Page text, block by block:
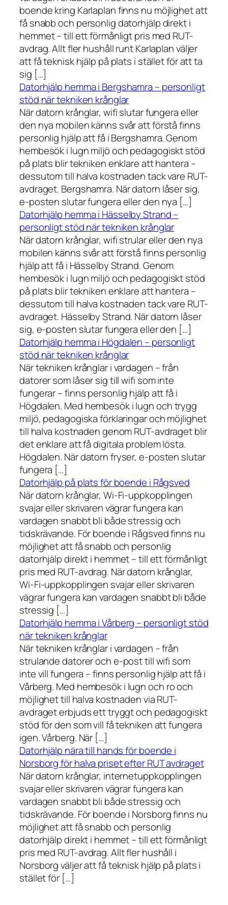
boende kring Karlaplan finns nu möjlighet att
få snabb och personlig datorhjälp direkt i
hemmet – till ett förmånligt pris med RUT-
avdrag. Allt fler hushåll runt Karlaplan väljer
att få teknisk hjälp på plats i stället för att ta
sig […]
Datorhjälp hemma i Bergshamra – personligt
stöd när tekniken krånglar
När datorn krånglar, wifi slutar fungera eller
den nya mobilen känns svår att förstå finns
personlig hjälp att få i Bergshamra. Genom
hembesök i lugn miljö och pedagogiskt stöd
på plats blir tekniken enklare att hantera –
dessutom till halva kostnaden tack vare RUT-
avdraget. Bergshamra. När datorn låser sig,
e-posten slutar fungera eller den nya […]
Datorhjälp hemma i Hässelby Strand –
personligt stöd när tekniken krånglar
När datorn krånglar, wifi strular eller den nya
mobilen känns svår att förstå finns personlig
hjälp att få i Hässelby Strand. Genom
hembesök i lugn miljö och pedagogiskt stöd
på plats blir tekniken enklare att hantera –
dessutom till halva kostnaden tack vare RUT-
avdraget. Hässelby Strand. När datorn låser
sig, e-posten slutar fungera eller den […]
Datorhjälp hemma i Högdalen – personligt
stöd när tekniken krånglar
När tekniken krånglar i vardagen – från
datorer som låser sig till wifi som inte
fungerar – finns personlig hjälp att få i
Högdalen. Med hembesök i lugn och trygg
miljö, pedagogiska förklaringar och möjlighet
till halva kostnaden genom RUT-avdraget blir
det enklare att få digitala problem lösta.
Högdalen. När datorn fryser, e-posten slutar
fungera […]
Datorhjälp på plats för boende i Rågsved
När datorn krånglar, Wi-Fi-uppkopplingen
svajar eller skrivaren vägrar fungera kan
vardagen snabbt bli både stressig och
tidskrävande. För boende i Rågsved finns nu
möjlighet att få snabb och personlig
datorhjälp direkt i hemmet – till ett förmånligt
pris med RUT-avdrag. När datorn krånglar,
Wi-Fi-uppkopplingen svajar eller skrivaren
vägrar fungera kan vardagen snabbt bli både
stressig […]
Datorhjälp hemma i Vårberg – personligt stöd
när tekniken krånglar
När tekniken krånglar i vardagen – från
strulande datorer och e-post till wifi som
inte vill fungera – finns personlig hjälp att få i
Vårberg. Med hembesök i lugn och ro och
möjlighet till halva kostnaden via RUT-
avdraget erbjuds ett tryggt och pedagogiskt
stöd för den som vill få tekniken att fungera
igen. Vårberg. När […]
Datorhjälp nära till hands för boende i
Norsborg för halva priset efter RUT avdraget
När datorn krånglar, internetuppkopplingen
svajar eller skrivaren vägrar fungera kan
vardagen snabbt bli både stressig och
tidskrävande. För boende i Norsborg finns nu
möjlighet att få snabb och personlig
datorhjälp direkt i hemmet – till ett förmånligt
pris med RUT-avdrag. Allt fler hushåll i
Norsborg väljer att få teknisk hjälp på plats i
stället för […]